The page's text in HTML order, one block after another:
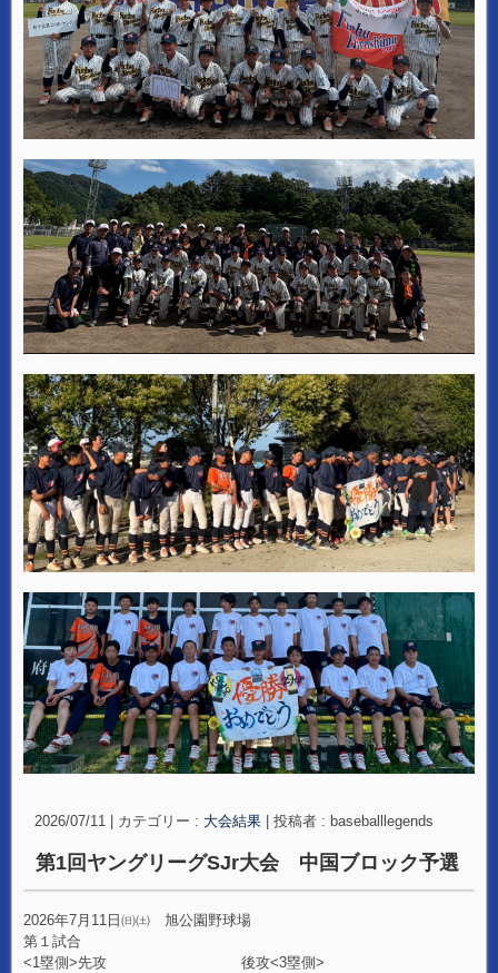
2026/07/11 カテゴリー : 大会結果 投稿者 : baseballlegends
第1回ヤングリーグSJr大会 中国ブロック予選
2026年7月11日㈰㈯ 旭公園野球場
第１試合
<1塁側>先攻 後攻<3塁側>